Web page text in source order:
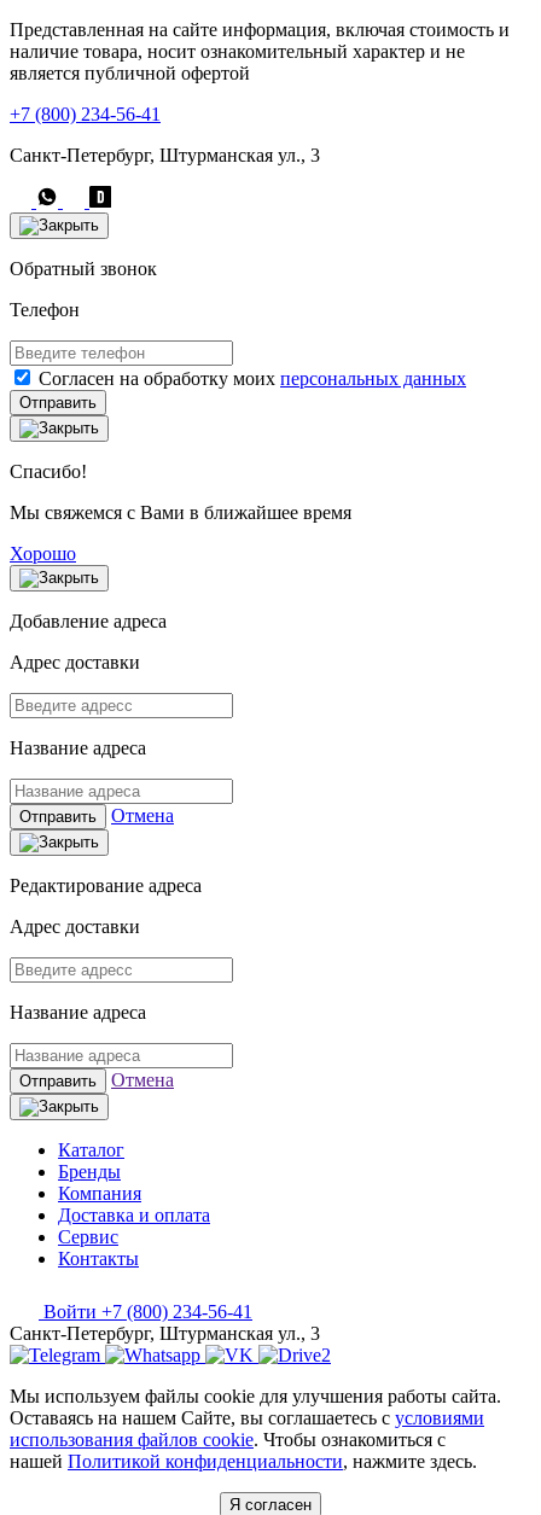
Представленная на сайте информация, включая стоимость и
наличие товара, носит ознакомительный характер и не
является публичной офертой
+7 (800) 234-56-41
Санкт-Петербург, Штурманская ул., 3
Обратный звонок
Телефон
Согласен на обработку моих персональных данных
Отправить
Спасибо!
Мы свяжемся с Вами в ближайшее время
Хорошо
Добавление адреса
Адрес доставки
Название адреса
Отправить Отмена
Редактирование адреса
Адрес доставки
Название адреса
Отправить Отмена
Каталог
Бренды
Компания
Доставка и оплата
Сервис
Контакты
Войти +7 (800) 234-56-41
Санкт-Петербург, Штурманская ул., 3
Мы используем файлы cookie для улучшения работы сайта.
Оставаясь на нашем Сайте, вы соглашаетесь с условиями
использования файлов cookie. Чтобы ознакомиться с
нашей Политикой конфиденциальности, нажмите здесь.
Я согласен